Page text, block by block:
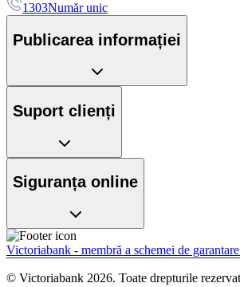
1303Număr unic
Publicarea informației
Suport clienți
Siguranța online
Victoriabank - membră a schemei de
© Victoriabank 2026. Toate drepturile